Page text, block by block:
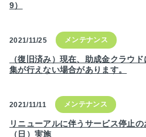
9）
2021/11/25
（復旧済み）現在、助成金クラウ
集が行えない場合があります。
2021/11/11
リニューアルに伴うサービス停止
（日）実施